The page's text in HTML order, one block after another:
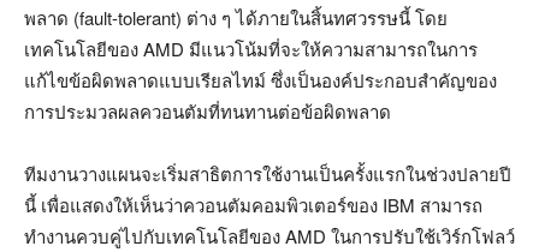
พลาด (fault-tolerant) ต่าง ๆ ได้ภายในสิ้นทศวรรษนี้ โดย
เทคโนโลยีของ AMD มีแนวโน้มที่จะให้ความสามารถในการ
แก้ไขข้อผิดพลาดแบบเรียลไทม์ ซึ่งเป็นองค์ประกอบสำคัญของ
การประมวลผลควอนตัมที่ทนทานต่อข้อผิดพลาด
ทีมงานวางแผนจะเริ่มสาธิตการใช้งานเป็นครั้งแรกในช่วงปลายปี
นี้ เพื่อแสดงให้เห็นว่าควอนตัมคอมพิวเตอร์ของ IBM สามารถ
ทำงานควบคู่ไปกับเทคโนโลยีของ AMD ในการปรับใช้เวิร์กโฟลว์